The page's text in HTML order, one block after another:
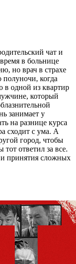
чат и
в больнице
но врач в страхе
полуночи, когда
в одной из квартир
который
занимает у
на разнице курса
сходит с ума. А
город, чтобы
тот ответил за все.
принятия сложных